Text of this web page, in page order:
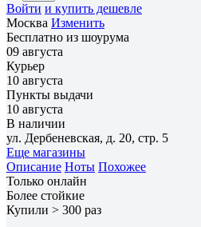
Войти и купить дешевле
Москва Изменить
Бесплатно из шоурума
09 августа
Курьер
10 августа
Пункты выдачи
10 августа
В наличии
ул. Дербеневская, д. 20, стр. 5
Еще магазины
Описание Ноты Похожее
Только онлайн
Более стойкие
Купили > 300 раз